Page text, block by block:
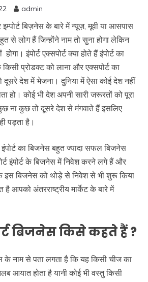
admin
बिज़नेस के बारे में न्यूज़, मूवी या आसपास
से लोग हैं जिन्होंने नाम तो सुना होगा लेकिन
इंपोर्ट एक्सपोर्ट क्या होते हैं इंपोर्ट का
प्रोडक्ट को लाना और एक्सपोर्ट का
दूसरे देश में भेजना। दुनिया में ऐसा कोई देश नहीं
हो। कोई भी देश अपनी सारी जरूरतों को पूरा
ना कुछ तो दूसरे देश से मंगवाते हैं इसलिए
पड़ता है।
का बिजनेस बहुत ज्यादा सफल बिजनेस
इंपोर्ट के बिजनेस में निवेश करने लगे हैं और
इस बिजनेस को थोड़े से निवेश से भी शुरू किया
आपको अंतरराष्ट्रीय मार्केट के बारे में
बिजनेस किसे कहते हैं ?
के नाम से पता लगता है कि यह किसी चीज का
आयात होता है यानी कोई भी वस्तु किसी